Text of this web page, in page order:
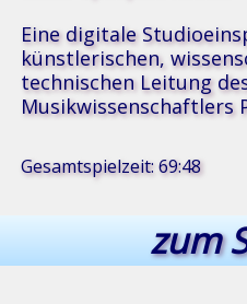
Musik
Eine digitale
künstlerischen,
technischen Leitung
Musikwissenschaftlers
Gesamtspielzeit: 69:48
zum